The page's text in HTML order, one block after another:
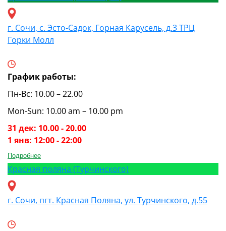
г. Сочи, с. Эсто-Садок, Горная Карусель, д.3 ТРЦ
Горки Молл
График работы:
Пн-Вс: 10.00 – 22.00
Mon-Sun: 10.00 am – 10.00 pm
31 дек: 10.00 - 20.00
1 янв: 12:00 - 22:00
Подробнее
Красная поляна (Турчинского)
г. Сочи, пгт. Красная Поляна, ул. Турчинского, д.55